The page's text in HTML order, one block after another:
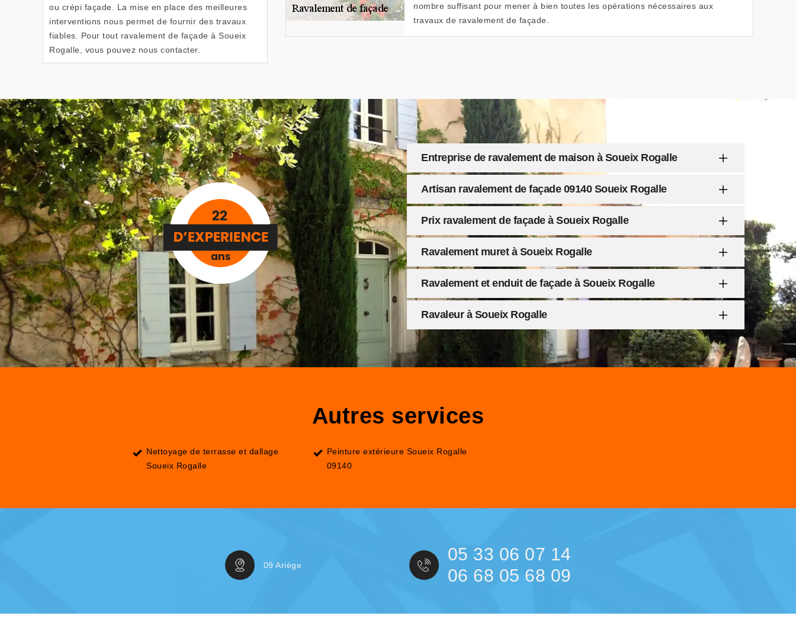
ou crépi façade. La mise en place des meilleures
interventions nous permet de fournir des travaux
fiables. Pour tout ravalement de façade à Soueix
Rogalle, vous pouvez nous contacter.
nombre suffisant pour mener à bien toutes les opérations nécessaires aux
travaux de ravalement de façade.
Entreprise de ravalement de maison à Soueix Rogalle
Artisan ravalement de façade 09140 Soueix Rogalle
Prix ravalement de façade à Soueix Rogalle
Ravalement muret à Soueix Rogalle
Ravalement et enduit de façade à Soueix Rogalle
Ravaleur à Soueix Rogalle
Autres services
Nettoyage de terrasse et dallage
Soueix Rogalle
Peinture extérieure Soueix Rogalle
09140
09 Ariège
05 33 06 07 14
06 68 05 68 09